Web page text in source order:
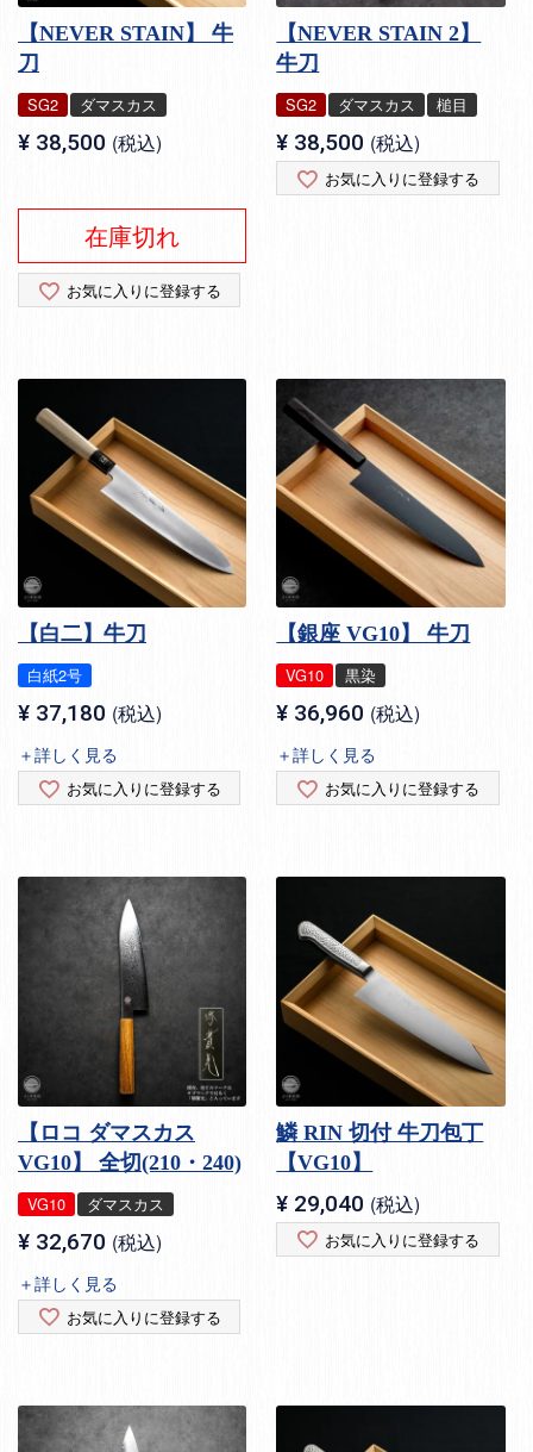
【NEVER STAIN】 牛
刀
SG2 ダマスカス
¥ 38,500 税込
在庫切れ
お気に入りに登録する
【NEVER STAIN 2】
牛刀
SG2 ダマスカス 槌目
¥ 38,500 税込
お気に入りに登録する
【白二】牛刀
白紙2号
¥ 37,180 税込
＋詳しく見る
お気に入りに登録する
【銀座 VG10】 牛刀
VG10 黒染
¥ 36,960 税込
＋詳しく見る
お気に入りに登録する
【ロコ ダマスカス
VG10】 全切(210・240)
VG10 ダマスカス
¥ 32,670 税込
＋詳しく見る
お気に入りに登録する
鱗 RIN 切付 牛刀包丁
【VG10】
¥ 29,040 税込
お気に入りに登録する